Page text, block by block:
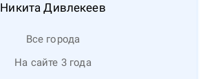
Никита Дивлекеев
Все города
На сайте 3 года